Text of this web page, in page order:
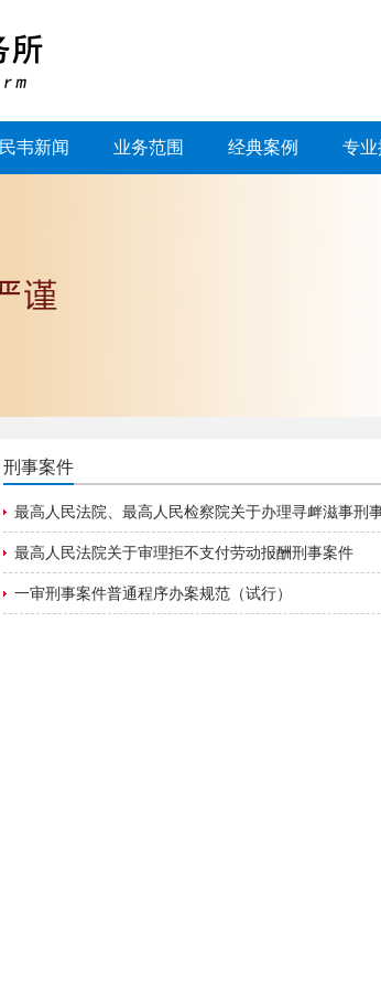
民韦新闻 业务范围 经典案例 专业
刑事案件
最高人民法院、最高人民检察院关于办理寻衅滋事刑
最高人民法院关于审理拒不支付劳动报酬刑事案件
一审刑事案件普通程序办案规范（试行）